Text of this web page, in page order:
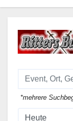
*mehrere